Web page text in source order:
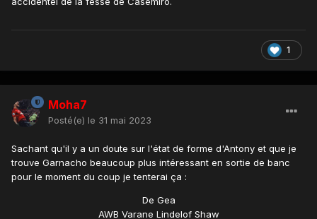
1
Moha7
Posté(e) le 31 mai 2023
Sachant qu'il y a un doute sur l'état de forme d'Antony et que je
trouve Garnacho beaucoup plus intéressant en sortie de banc
pour le moment du coup je tenterai ça :
De Gea
AWB Varane Lindelof Shaw